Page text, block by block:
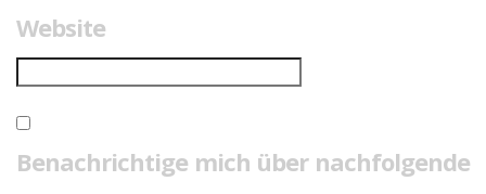
Website
Benachrichtige mich über nachfolgende